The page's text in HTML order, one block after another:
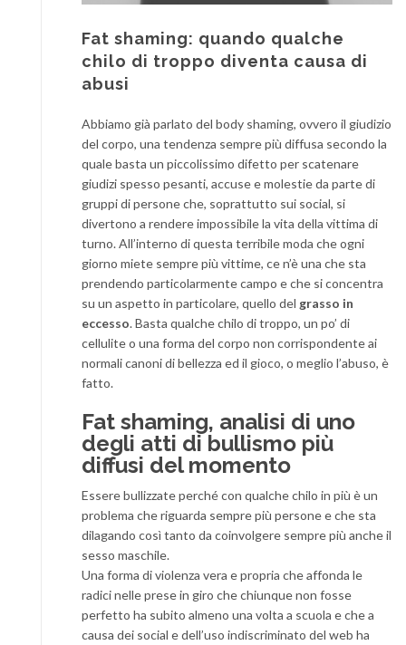
Fat shaming: quando qualche
chilo di troppo diventa causa di
abusi
Abbiamo già parlato del body shaming, ovvero il giudizio
del corpo, una tendenza sempre più diffusa secondo la
quale basta un piccolissimo difetto per scatenare
giudizi spesso pesanti, accuse e molestie da parte di
gruppi di persone che, soprattutto sui social, si
divertono a rendere impossibile la vita della vittima di
turno. All’interno di questa terribile moda che ogni
giorno miete sempre più vittime, ce n’è una che sta
prendendo particolarmente campo e che si concentra
su un aspetto in particolare, quello del grasso in
eccesso. Basta qualche chilo di troppo, un po’ di
cellulite o una forma del corpo non corrispondente ai
normali canoni di bellezza ed il gioco, o meglio l’abuso, è
fatto.
Fat shaming, analisi di uno
degli atti di bullismo più
diffusi del momento
Essere bullizzate perché con qualche chilo in più è un
problema che riguarda sempre più persone e che sta
dilagando così tanto da coinvolgere sempre più anche il
sesso maschile.
Una forma di violenza vera e propria che affonda le
radici nelle prese in giro che chiunque non fosse
perfetto ha subito almeno una volta a scuola e che a
causa dei social e dell’uso indiscriminato del web ha